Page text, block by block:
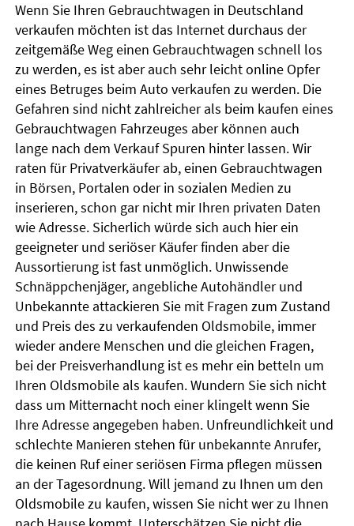
Wenn Sie Ihren Gebrauchtwagen in Deutschland
verkaufen möchten ist das Internet durchaus der
zeitgemäße Weg einen Gebrauchtwagen schnell los
zu werden, es ist aber auch sehr leicht online Opfer
eines Betruges beim Auto verkaufen zu werden. Die
Gefahren sind nicht zahlreicher als beim kaufen eines
Gebrauchtwagen Fahrzeuges aber können auch
lange nach dem Verkauf Spuren hinter lassen. Wir
raten für Privatverkäufer ab, einen Gebrauchtwagen
in Börsen, Portalen oder in sozialen Medien zu
inserieren, schon gar nicht mir Ihren privaten Daten
wie Adresse. Sicherlich würde sich auch hier ein
geeigneter und seriöser Käufer finden aber die
Aussortierung ist fast unmöglich. Unwissende
Schnäppchenjäger, angebliche Autohändler und
Unbekannte attackieren Sie mit Fragen zum Zustand
und Preis des zu verkaufenden Oldsmobile, immer
wieder andere Menschen und die gleichen Fragen,
bei der Preisverhandlung ist es mehr ein betteln um
Ihren Oldsmobile als kaufen. Wundern Sie sich nicht
dass um Mitternacht noch einer klingelt wenn Sie
Ihre Adresse angegeben haben. Unfreundlichkeit und
schlechte Manieren stehen für unbekannte Anrufer,
die keinen Ruf einer seriösen Firma pflegen müssen
an der Tagesordnung. Will jemand zu Ihnen um den
Oldsmobile zu kaufen, wissen Sie nicht wer zu Ihnen